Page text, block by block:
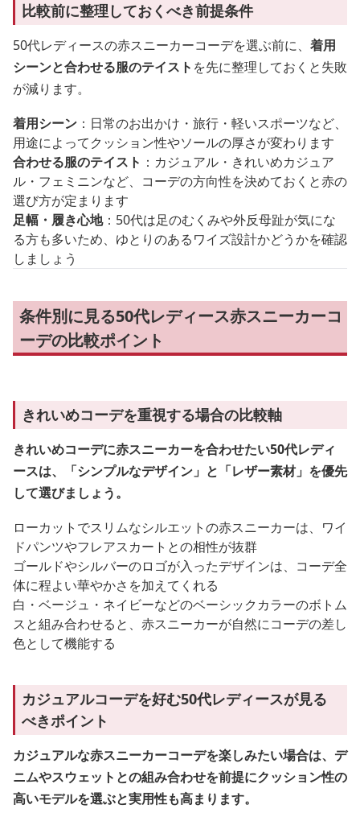
比較前に整理しておくべき前提条件
50代レディースの赤スニーカーコーデを選ぶ前に、 着用
シーンと合わせる服のテイスト を先に整理しておくと失敗
が減ります。
着用シーン ：日常のお出かけ・旅行・軽いスポーツなど、
用途によってクッション性やソールの厚さが変わります
合わせる服のテイスト ：カジュアル・きれいめカジュア
ル・フェミニンなど、コーデの方向性を決めておくと赤の
選び方が定まります
足幅・履き心地：50代は足のむくみや外反母趾が気にな
る方も多いため、ゆとりのあるワイズ設計かどうかを確認
しましょう
条件別に見る50代レディース赤スニーカーコ
ーデの比較ポイント
きれいめコーデを重視する場合の比較軸
きれいめコーデに赤スニーカーを合わせたい50代レディ
ースは、「シンプルなデザイン」と「レザー素材」を優先
して選びましょう。
ローカットでスリムなシルエットの赤スニーカーは、ワイ
ドパンツやフレアスカートとの相性が抜群
ゴールドやシルバーのロゴが入ったデザインは、コーデ全
体に程よい華やかさを加えてくれる
白・ベージュ・ネイビーなどのベーシックカラーのボトム
スと組み合わせると、赤スニーカーが自然にコーデの差し
色として機能する
カジュアルコーデを好む50代レディースが見る
べきポイント
カジュアルな赤スニーカーコーデを楽しみたい場合は、デ
ニムやスウェットとの組み合わせを前提にクッション性の
高いモデルを選ぶと実用性も高まります。